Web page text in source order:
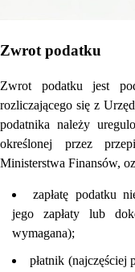
Zwrot podatku
Zwrot podatku jest
rozliczającego się z
podatnika należy
określonej przez
Ministerstwa Finansów,
zapłatę podatku
jego zapłaty lub
wymagana);
płatnik (najczęściej